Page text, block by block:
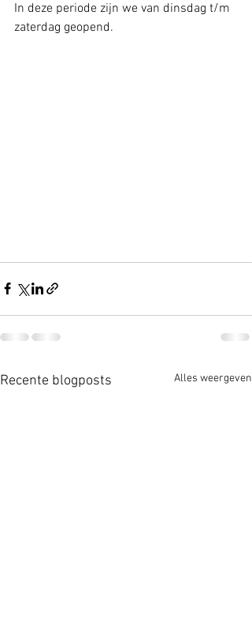
In deze periode zijn we van dinsdag t/m
zaterdag geopend.
Recente blogposts Alles weergeven